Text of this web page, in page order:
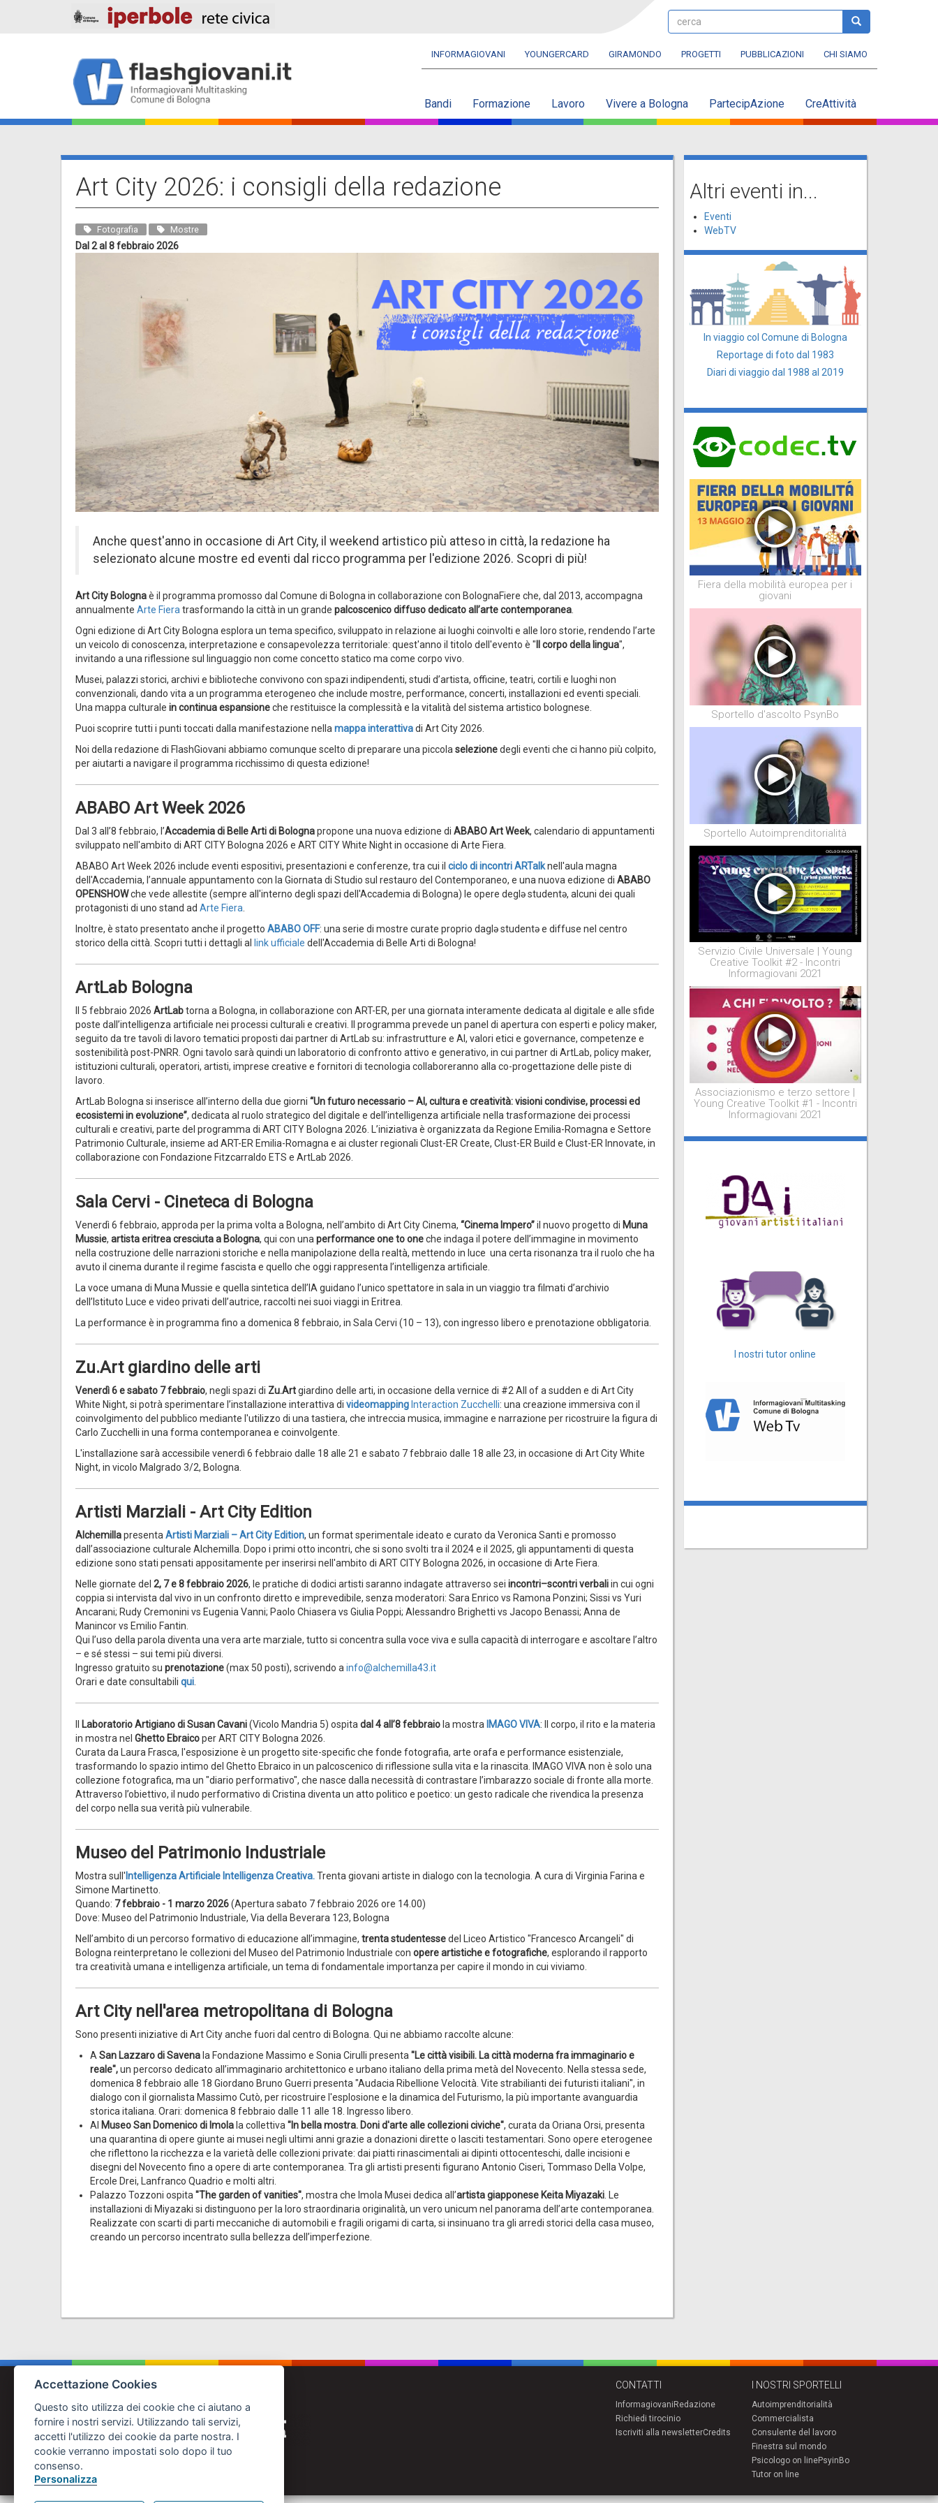
cerca cerca
Navbar
INFORMAGIOVANI YOUNGERCARD GIRAMONDO PROGETTI PUBBLICAZIONI CHI SIAMO
Main
navigation
Bandi Formazione Lavoro Vivere a Bologna PartecipAzione CreAttività
Art City 2026: i consigli della redazione
Fotografia Mostre
Dal 2 al 8 febbraio 2026
Anche quest'anno in occasione di Art City, il weekend artistico più atteso in città, la redazione ha
selezionato alcune mostre ed eventi dal ricco programma per l'edizione 2026. Scopri di più!
Art City Bolognaè il programma promosso dal Comune di Bologna in collaborazione con BolognaFiere che, dal 2013, accompagna
annualmente Arte Fiera trasformando la città in un grande palcoscenico diffuso dedicato all’arte contemporanea
Ogni edizione di Art City Bologna esplora un tema specifico, sviluppato in relazione ai luoghi coinvolti e alle loro storie, rendendo l’arte
un veicolo di conoscenza, interpretazione e consapevolezza territoriale: quest'anno il titolo dell'evento è " Il corpo della lingua",
invitando a una riflessione sul linguaggio non come concetto statico ma come corpo vivo.
Musei, palazzi storici, archivi e biblioteche convivono con spazi indipendenti, studi d’artista, officine, teatri, cortili e luoghi non
convenzionali, dando vita a un programma eterogeneo che include mostre, performance, concerti, installazioni ed eventi speciali.
Una mappa culturale in continua espansioneche restituisce la complessità e la vitalità del sistema artistico bolognese.
Puoi scoprire tutti i punti toccati dalla manifestazione nella mappa interattivadi Art City 2026.
Noi della redazione di FlashGiovani abbiamo comunque scelto di preparare una piccola selezionedegli eventi che ci hanno più colpito,
per aiutarti a navigare il programma ricchissimo di questa edizione!
ABABO Art Week 2026
Dal 3 all’8 febbraio, l’Accademia di Belle Arti di Bolognapropone una nuova edizione di ABABO Art Week, calendario di appuntamenti
sviluppato nell'ambito di ART CITY Bologna 2026 e ART CITY White Night in occasione di Arte Fiera.
ABABO Art Week 2026 include eventi espositivi, presentazioni e conferenze, tra cui il ciclo di incontri ARTalknell'aula magna
dell'Accademia, l’annuale appuntamento con la Giornata di Studio sul restauro del Contemporaneo, e una nuova edizione di ABABO
OPENSHOWche vede allestite (sempre all'interno degli spazi dell'Accademia di Bologna) le opere deglə studentə, alcuni dei quali
protagonisti di uno stand ad Arte Fiera
Inoltre, è stato presentato anche il progetto ABABO OFF: una serie di mostre curate proprio daglə studentə e diffuse nel centro
storico della città. Scopri tutti i dettagli al
link ufficiale dell'Accademia di Belle Arti di Bologna!
ArtLab Bologna
Il 5 febbraio 2026 ArtLabtorna a Bologna, in collaborazione con ART-ER, per una giornata interamente dedicata al digitale e alle sfide
poste dall’intelligenza artificiale nei processi culturali e creativi. Il programma prevede un panel di apertura con esperti e policy maker,
seguito da tre tavoli di lavoro tematici proposti dai partner di ArtLab su: infrastrutture e AI, valori etici e governance, competenze e
sostenibilità post-PNRR. Ogni tavolo sarà quindi un laboratorio di confronto attivo e generativo, in cui partner di ArtLab, policy maker,
istituzioni culturali, operatori, artisti, imprese creative e fornitori di tecnologia collaboreranno alla co-progettazione delle piste di
lavoro.
ArtLab Bologna si inserisce all’interno della due giorni “Un futuro necessario – AI, cultura e creatività: visioni condivise, processi ed
ecosistemi in evoluzione”, dedicata al ruolo strategico del digitale e dell’intelligenza artificiale nella trasformazione dei processi
culturali e creativi, parte del programma di ART CITY Bologna 2026. L’iniziativa è organizzata da Regione Emilia-Romagna e Settore
Patrimonio Culturale, insieme ad ART-ER Emilia-Romagna e ai cluster regionali Clust-ER Create, Clust-ER Build e Clust-ER Innovate, in
collaborazione con Fondazione Fitzcarraldo ETS e ArtLab 2026.
Sala Cervi - Cineteca di Bologna
Venerdì 6 febbraio, approda per la prima volta a Bologna, nell’ambito di Art City Cinema, “Cinema Impero”il nuovo progetto di Muna
Mussie, artista eritrea cresciuta a Bologna, qui con una performance one to oneche indaga il potere dell’immagine in movimento
nella costruzione delle narrazioni storiche e nella manipolazione della realtà, mettendo in luce una certa risonanza tra il ruolo che ha
avuto il cinema durante il regime fascista e quello che oggi rappresenta l’intelligenza artificiale.
La voce umana di Muna Mussie e quella sintetica dell’IA guidano l’unico spettatore in sala in un viaggio tra filmati d’archivio
dell’Istituto Luce e video privati dell’autrice, raccolti nei suoi viaggi in Eritrea.
La performance è in programma fino a domenica 8 febbraio, in Sala Cervi (10 – 13), con ingresso libero e prenotazione obbligatoria.
Zu.Art giardino delle arti
Venerdì 6 e sabato 7 febbraio, negli spazi di Zu.Artgiardino delle arti, in occasione della vernice di #2 All of a sudden e di Art City
White Night, si potrà sperimentare l’installazione interattiva di videomapping Interaction Zucchelli: una creazione immersiva con il
coinvolgimento del pubblico mediante l'utilizzo di una tastiera, che intreccia musica, immagine e narrazione per ricostruire la figura di
Carlo Zucchelli in una forma contemporanea e coinvolgente.
L'installazione sarà accessibile venerdì 6 febbraio dalle 18 alle 21 e sabato 7 febbraio dalle 18 alle 23, in occasione di Art City White
Night, in vicolo Malgrado 3/2, Bologna.
Artisti Marziali - Art City Edition
Alchemillapresenta Artisti Marziali – Art City Edition, un format sperimentale ideato e curato da Veronica Santi e promosso
dall’associazione culturale Alchemilla. Dopo i primi otto incontri, che si sono svolti tra il 2024 e il 2025, gli appuntamenti di questa
edizione sono stati pensati appositamente per inserirsi nell'ambito di ART CITY Bologna 2026, in occasione di Arte Fiera.
Nelle giornate del 2, 7 e 8 febbraio 2026, le pratiche di dodici artisti saranno indagate attraverso sei incontri–scontri verbaliin cui ogni
coppia si intervista dal vivo in un confronto diretto e imprevedibile, senza moderatori: Sara Enrico vs Ramona Ponzini; Sissi vs Yuri
Ancarani; Rudy Cremonini vs Eugenia Vanni; Paolo Chiasera vs Giulia Poppi; Alessandro Brighetti vs Jacopo Benassi; Anna de
Manincor vs Emilio Fantin.
Qui l’uso della parola diventa una vera arte marziale, tutto si concentra sulla voce viva e sulla capacità di interrogare e ascoltare l’altro
– e sé stessi – sui temi più diversi.
Ingresso gratuito su prenotazione(max 50 posti), scrivendo a info@alchemilla43.it
Orari e date consultabili qui
Laboratorio Artigiano di Susan Cavani(Vicolo Mandria 5) ospita dal 4 all’8 febbraio la mostra IMAGO VIVA: Il corpo, il rito e la materia
in mostra nel Ghetto Ebraicoper ART CITY Bologna 2026.
Curata da Laura Frasca, l'esposizione è un progetto site-specific che fonde fotografia, arte orafa e performance esistenziale,
trasformando lo spazio intimo del Ghetto Ebraico in un palcoscenico di riflessione sulla vita e la rinascita. IMAGO VIVA non è solo una
collezione fotografica, ma un "diario performativo", che nasce dalla necessità di contrastare l’imbarazzo sociale di fronte alla morte.
Attraverso l’obiettivo, il nudo performativo di Cristina diventa un atto politico e poetico: un gesto radicale che rivendica la presenza
del corpo nella sua verità più vulnerabile.
Museo del Patrimonio Industriale
Mostra sull' Intelligenza Artificiale Intelligenza Creativa.Trenta giovani artiste in dialogo con la tecnologia. A cura di Virginia Farina e
Simone Martinetto.
Quando: 7 febbraio - 1 marzo 2026(Apertura sabato 7 febbraio 2026 ore 14.00)
Dove: Museo del Patrimonio Industriale, Via della Beverara 123, Bologna
Nell’ambito di un percorso formativo di educazione all’immagine, trenta studentessedel Liceo Artistico "Francesco Arcangeli" di
Bologna reinterpretano le collezioni del Museo del Patrimonio Industriale con opere artistiche e fotografiche, esplorando il rapporto
tra creatività umana e intelligenza artificiale, un tema di fondamentale importanza per capire il mondo in cui viviamo.
Art City nell'area metropolitana di Bologna
Sono presenti iniziative di Art City anche fuori dal centro di Bologna. Qui ne abbiamo raccolte alcune:
A San Lazzaro di Savena la Fondazione Massimo e Sonia Cirulli presenta "Le città visibili. La città moderna fra immaginario e
reale",un percorso dedicato all’immaginario architettonico e urbano italiano della prima metà del Novecento. Nella stessa sede,
domenica 8 febbraio alle 18 Giordano Bruno Guerri presenta "Audacia Ribellione Velocità. Vite strabilianti dei futuristi italiani", in
dialogo con il giornalista Massimo Cutò, per ricostruire l'esplosione e la dinamica del Futurismo, la più importante avanguardia
storica italiana. Orari: domenica 8 febbraio dalle 11 alle 18. Ingresso libero.
Al Museo San Domenico di Imola la collettiva "In bella mostra. Doni d'arte alle collezioni civiche", curata da Oriana Orsi, presenta
una quarantina di opere giunte ai musei negli ultimi anni grazie a donazioni dirette o lasciti testamentari. Sono opere eterogenee
che riflettono la ricchezza e la varietà delle collezioni private: dai piatti rinascimentali ai dipinti ottocenteschi, dalle incisioni e
disegni del Novecento fino a opere di arte contemporanea. Tra gli artisti presenti figurano Antonio Ciseri, Tommaso Della Volpe,
Ercole Drei, Lanfranco Quadrio e molti altri.
Palazzo Tozzoni ospita "The garden of vanities", mostra che Imola Musei dedica all’artista giapponese Keita Miyazaki . Le
installazioni di Miyazaki si distinguono per la loro straordinaria originalità, un vero unicum nel panorama dell’arte contemporanea.
Realizzate con scarti di parti meccaniche di automobili e fragili origami di carta, si insinuano tra gli arredi storici della casa museo,
creando un percorso incentrato sulla bellezza dell’imperfezione.
Altri eventi in...
Eventi
WebTV
In viaggio col Comune di Bologna
Reportage di foto dal 1983
Diari di viaggio dal 1988 al 2019
Fiera della mobilità europea per i
giovani
Sportello d'ascolto PsynBo
Sportello Autoimprenditorialità
Servizio Civile Universale | Young
Creative Toolkit #2 - Incontri
Informagiovani 2021
Associazionismo e terzo settore |
Young Creative Toolkit #1 - Incontri
Informagiovani 2021
I nostri tutor online
CONTATTI
Informagiovani Redazione
Richiedi tirocinio
Iscriviti alla newsletterCredits
I NOSTRI SPORTELLI
Autoimprenditorialità
Commercialista
Consulente del lavoro
Finestra sul mondo
Psicologo on linePsyinBo
Tutor on line
Accettazione Cookies
Questo sito utilizza dei cookie che ci aiutano a
fornire i nostri servizi. Utilizzando tali servizi,
accetti l'utilizzo dei cookie da parte nostra. I
cookie verranno impostati solo dopo il tuo
consenso.
Personalizza